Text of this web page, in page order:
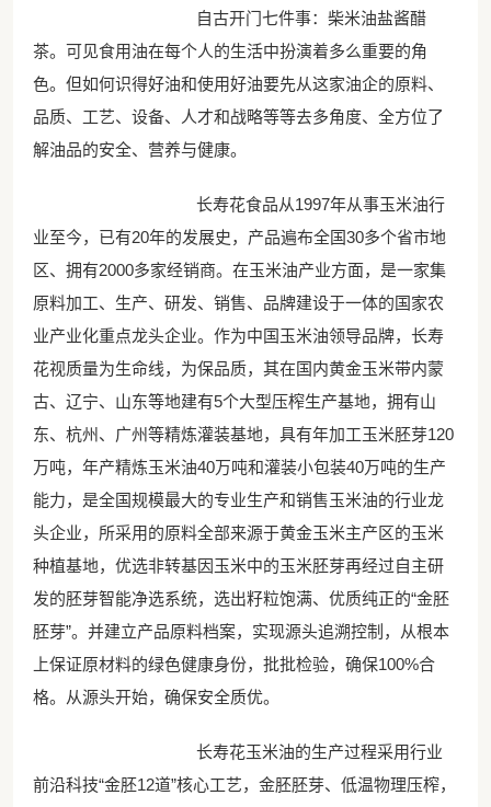
自古开门七件事：柴米油盐酱醋
茶。可见食用油在每个人的生活中扮演着多么重要的角
色。但如何识得好油和使用好油要先从这家油企的原料、
品质、工艺、设备、人才和战略等等去多角度、全方位了
解油品的安全、营养与健康。
长寿花食品从1997年从事玉米油行
业至今，已有20年的发展史，产品遍布全国30多个省市地
区、拥有2000多家经销商。在玉米油产业方面，是一家集
原料加工、生产、研发、销售、品牌建设于一体的国家农
业产业化重点龙头企业。作为中国玉米油领导品牌，长寿
花视质量为生命线，为保品质，其在国内黄金玉米带内蒙
古、辽宁、山东等地建有5个大型压榨生产基地，拥有山
东、杭州、广州等精炼灌装基地，具有年加工玉米胚芽120
万吨，年产精炼玉米油40万吨和灌装小包装40万吨的生产
能力，是全国规模最大的专业生产和销售玉米油的行业龙
头企业，所采用的原料全部来源于黄金玉米主产区的玉米
种植基地，优选非转基因玉米中的玉米胚芽再经过自主研
发的胚芽智能净选系统，选出籽粒饱满、优质纯正的“金胚
胚芽”。并建立产品原料档案，实现源头追溯控制，从根本
上保证原材料的绿色健康身份，批批检验，确保100%合
格。从源头开始，确保安全质优。
长寿花玉米油的生产过程采用行业
前沿科技“金胚12道”核心工艺，金胚胚芽、低温物理压榨，